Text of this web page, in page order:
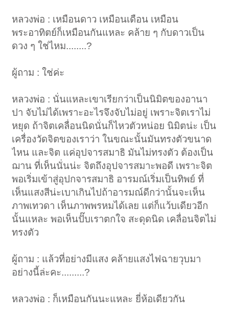
หลวงพ่อ : เหมือนดาว เหมือนเดือน เหมือน
พระอาทิตย์ก็เหมือนกันแหละ คล้าย ๆ กับดาวเป็น
ดวง ๆ ใช่ไหม........?
ผู้ถาม : ใช่ค่ะ
หลวงพ่อ : นั่นแหละเขาเรียกว่าเป็นนิมิตของอานา
ปา จับไม่ได้เพราะอะไรจึงจับไม่อยู่ เพราะจิตเราไม่
หยุด ถ้าจิตเคลื่อนนิดนั่นก็ไหวตัวหน่อย นิมิตน่ะ เป็น
เครื่องวัดจิตของเราว่า ในขณะนั้นมันทรงตัวขนาด
ไหน และจิต แค่อุปจารสมาธิ มันไม่ทรงตัว ต้องเป็น
ฌาน ที่เห็นนั่นน่ะ จิตถึงอุปจารสมาะพอดี เพราะจิต
พอเริ่มเข้าสู่อุปกจารสมาธิ อารมณ์เริ่มเป็นทิพย์ ที่
เห็นแสงสีน่ะเบาเกินไปถ้าอารมณ์ดีกว่านั้นจะเห็น
ภาพเทวดา เห็นภาพพรหมได้เลย แต่ก็แว้บเดียวอีก
นั้นแหละ พอเห็นปั๊บเราตกใจ สะดุดนิด เคลื่อนจิตไม่
ทรงตัว
ผู้ถาม : แล้วที่อย่างมีแสง คล้ายแสงไฟฉายวุบมา
อย่างนี้ล่ะคะ.........?
หลวงพ่อ : ก็เหมือนกันนะแหละ ยี่ห้อเดียวกัน